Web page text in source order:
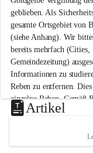
b
r
u
n
n
a
m
N
e
u
s
d
geblieben. Als
gesamte Ortsgebiet von
(siehe Anhang). Wir
bereits mehrfach (Cities,
Gemeindezeitung)
Informationen zu
Reben zu entfernen.
einzelne Reben. Gemäß
Weinbaugesetz sind
unzulässige
helfen wir zusammen
vor den prognostizierten
Artikel